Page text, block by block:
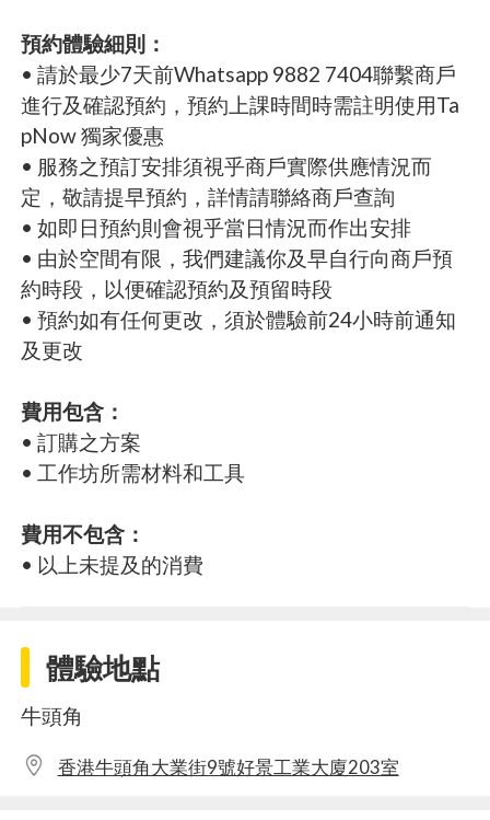
預約體驗細則：
• 請於最少7天前Whatsapp 9882 7404聯繫商戶
進行及確認預約，預約上課時間時需註明使用Ta
pNow 獨家優惠
• 服務之預訂安排須視乎商戶實際供應情況而
定，敬請提早預約，詳情請聯絡商戶查詢
• 如即日預約則會視乎當日情況而作出安排
• 由於空間有限，我們建議你及早自行向商戶預
約時段，以便確認預約及預留時段
• 預約如有任何更改，須於體驗前24小時前通知
及更改
費用包含：
• 訂購之方案
• 工作坊所需材料和工具
費用不包含：
• 以上未提及的消費
體驗地點
牛頭角
​香港牛頭角大業街9號好景工業大廈203室